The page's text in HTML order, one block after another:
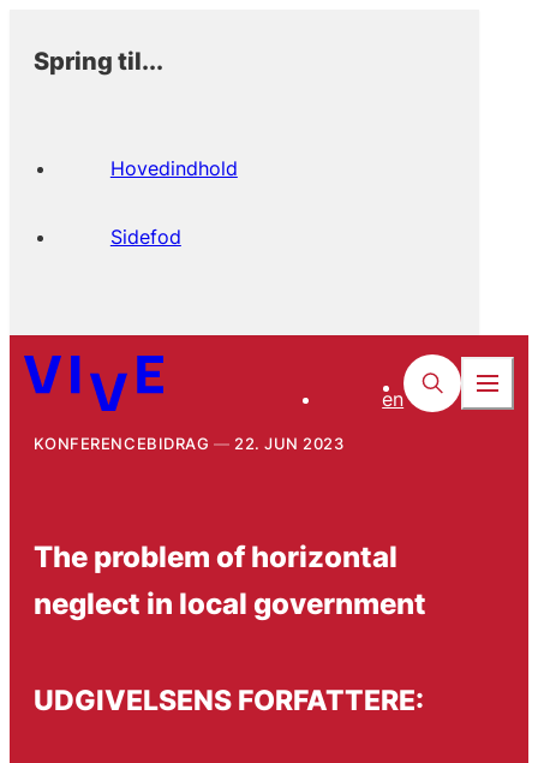
Spring til...
Hovedindhold
Sidefod
en
KONFERENCEBIDRAG 22. JUN 2023
The problem of horizontal
neglect in local government
UDGIVELSENS FORFATTERE: